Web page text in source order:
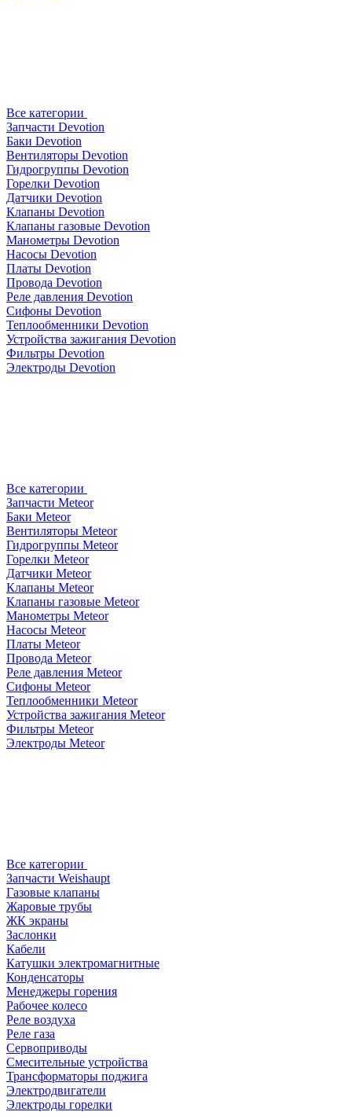
Все категории
Запчасти Devotion
Баки Devotion
Вентиляторы Devotion
Гидрогруппы Devotion
Горелки Devotion
Датчики Devotion
Клапаны Devotion
Клапаны газовые Devotion
Манометры Devotion
Насосы Devotion
Платы Devotion
Провода Devotion
Реле давления Devotion
Сифоны Devotion
Теплообменники Devotion
Устройства зажигания Devotion
Фильтры Devotion
Электроды Devotion
Все категории
Запчасти Meteor
Баки Meteor
Вентиляторы Meteor
Гидрогруппы Meteor
Горелки Meteor
Датчики Meteor
Клапаны Meteor
Клапаны газовые Meteor
Манометры Meteor
Насосы Meteor
Платы Meteor
Провода Meteor
Реле давления Meteor
Сифоны Meteor
Теплообменники Meteor
Устройства зажигания Meteor
Фильтры Meteor
Электроды Meteor
Все категории
Запчасти Weishaupt
Газовые клапаны
Жаровые трубы
ЖК экраны
Заслонки
Кабели
Катушки электромагнитные
Конденсаторы
Менеджеры горения
Рабочее колесо
Реле воздухa
Реле газа
Сервоприводы
Смесительные устройства
Трансформаторы поджига
Электродвигатели
Электроды горелки